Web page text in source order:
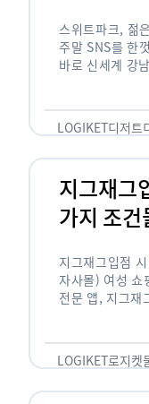
스위트파크, 젊
주말 SNS를 한
바로 신세계 강
LOGIKET디저트
지그재그
가지 조
지그재그입점
자사몰) 여성 쇼
전문 앱, 지그재
LOGIKET로지켓